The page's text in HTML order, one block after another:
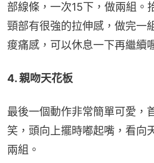
部線條，一次15下，做兩組。
頸部有很強的拉伸感，做完一
痠痛感，可以休息一下再繼續
4. 親吻天花板
最後一個動作非常簡單可愛，
笑，頭向上擺時嘟起嘴，看向
兩組。